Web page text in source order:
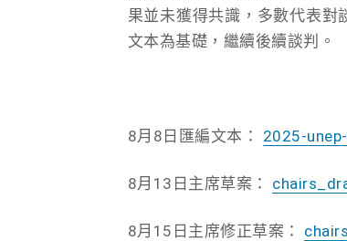
果並未獲得共識，多數代表
文本為基礎，繼續後續談判。
8月8日匯編文本： 2025-
8月13日主席草案：
8月15日主席修正草案：